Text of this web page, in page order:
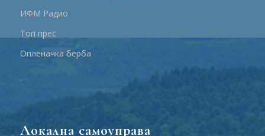
ИФМ Радио
Топ прес
Опленачка берба
Локална самоуправа